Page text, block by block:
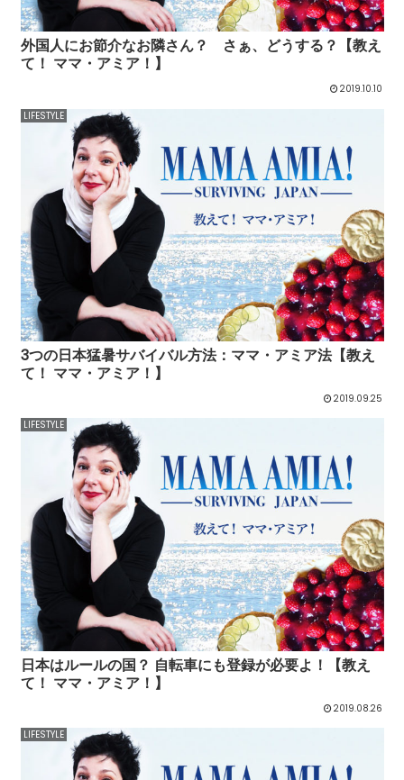
外国人にお節介なお隣さん？ さぁ、どうする？【教え
て！ ママ・アミア！】
2019.10.10
LIFESTYLE
3つの日本猛暑サバイバル方法：ママ・アミア法【教え
て！ ママ・アミア！】
2019.09.25
LIFESTYLE
日本はルールの国？ 自転車にも登録が必要よ！【教え
て！ ママ・アミア！】
2019.08.26
LIFESTYLE